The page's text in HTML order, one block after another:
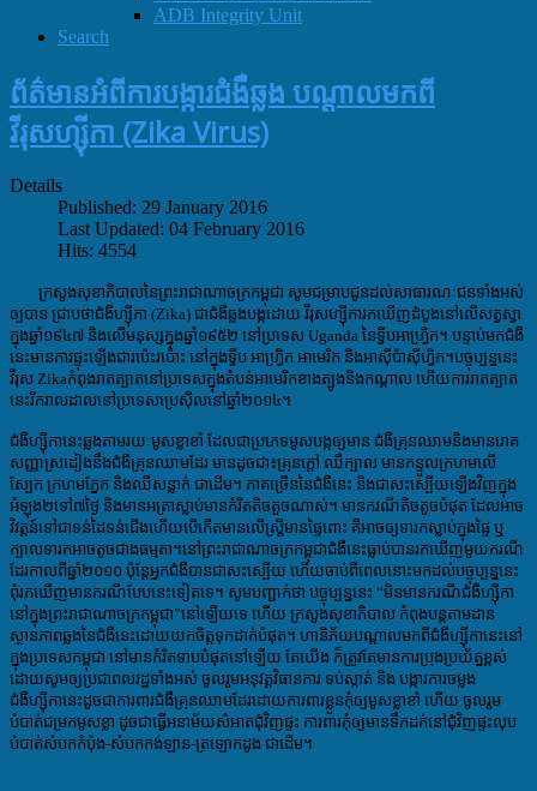
ADB Integrity Unit
Search
ព័ត៌មានអំពីការបង្ការជំងឺឆ្លង បណ្តាលមកពី
វីរុសហ្ស៊ីកា (Zika Virus)
Details
Published: 29 January 2016
Last Updated: 04 February 2016
Hits: 4554
ក្រសួងសុខាភិបាលនៃព្រះរាជាណាចក្រកម្ពុជា សូមជម្រាបជូនដល់សាធារណៈជនទាំងអស់
ឲ្យបាន ជ្រាបថាជំងឺហ្ស៊ីកា (Zika) ជាជំងឺ​ឆ្លងបង្កដោយ វីរុសហ្ស៊ីការកឃើញដំបូងនៅលើសត្វស្វា
ក្នុងឆ្នាំ១៩៤៧ និងលើមនុស្សក្នុងឆ្នាំ១៩៥២ នៅប្រទេស Uganda នៃទ្វីបអាហ្វ្រិក។ បន្ទាប់មកជំងឺ
នេះ​មានការផ្ទុះឡើងជារប៉េះរប៉ោះ នៅក្នុងទ្វីប អាហ្រ្វិក អាមេរិក និងអាស៊ីប៉ាស៊ីហ្វិក។បច្ចុប្បន្ននេះ
វីរុស Zikaកំពុងរាតត្បាតនៅប្រទេសក្នុងតំបន់អាមេរិកខាងត្បូងនិងកណ្តាល ហើយការរាតត្បាត
នេះរីករាលដាលនៅប្រទេសប្រេស៊ីលនៅឆ្នាំ២០១៤។
ជំងឺហ្ស៊ីកានេះឆ្លងតាមរយៈមូសខ្លាខាំ ដែលជាប្រភេទមូសបង្កឲ្យមាន ជំងឺគ្រុនឈាមនិងមានរោគ
សញ្ញាស្រដៀងនឹងជំងឺគ្រុនឈាមដែរ មានដូចជា៖គ្រុនក្តៅ ឈឺក្បាល មានកន្ទួលក្រហមល
ស្បែក ក្រហមភ្នែក និងឈឺសន្លាក់ ជាដើម។ ភាគច្រើននៃជំងឺនេះ និងជាសះស្បើយឡើងវិញក្នុង
អំឡុង២ទៅ៧ថ្ងៃ និងមានអត្រាស្លាប់មានកំរិតតិចតួចណាស់។​ មាន​ករណី​តិចតួចបំផុត ដែលអាច
វិវត្តន៍ទៅជាទន់ដៃទន់ជើងហើយបើកើតមានលើស្រ្តីមានផ្ទៃពោះ គឺអាចឲ្យទារកស្លាប់ក្នុងផ្ទៃ ឬ
ក្បាលទារកអាច​តូចជាង​ធម្មតា។នៅព្រះរាជាណាចក្រ​កម្ពុជាជំងឺនេះធ្លាប់បានរកឃើញ​​មួយករណី
ដែរកាលពីឆ្នាំ២០១០ ប៉ុន្តែអ្នកជំងឺ​បាន​​ជាសះស្បើយ ហើយចាប់ពីពេលនោះមកដល់បច្ចុប្បន្ន​នេះ ​
ពុំរកឃើញមានករណីបែបនេះទៀតទេ។ សូមបញ្ជាក់ថា បច្ចុប្បន្ននេះ “មិនមានករណីជំងឺហ្ស៊ីកា
នៅក្នុងព្រះរាជាណាចក្រកម្ពុជា”នៅឡើយទេ ហើយ ក្រសួងសុខាភិបាល កំពុងបន្តតាមដាន
ស្ថានភាពឆ្លងនៃជំងឺនេះដោយយកចិត្តទុកដាក់បំផុត។ ហានិភ័យបណ្តាលមកពីជំងឺហ្ស៊ីកានេះនៅ
ក្នុងប្រទេសកម្ពុជា នៅមានកំរិតទាបបំផុតនៅឡើយ តែយើង ក៏ត្រូវតែមានការប្រុងប្រយ័ត្នខ្ពស់
ដោយសូមឲ្យប្រជាពលរដ្ឋទាំងអស់ ចូលរួមអនុវត្តវិធានការ ទប់ស្កាត់ និង បង្ការការចម្លង
ជំងឺហ្ស៊ីកានេះដូចជាការពារជំងឺគ្រុនឈាមដែរដោយការពារខ្លួនកុំឲ្យមូសខ្លាខាំ ហើយ ចូលរួម
បំបាត់ជម្រកមូសខ្លា ដូចជាធ្វើអនាម័យសំអាតជុំវិញផ្ទះ ការពារកុំឲ្យមានទឹកដក់នៅជុំវិញផ្ទះលុប
បំបាត់សំបកកំប៉ុង-សំបកកង់ឡាន-ត្រឡោកដូង ជាដើម។